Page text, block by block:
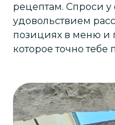
рецептам. Спроси
удовольствием
позициях в меню и
которое точно тебе